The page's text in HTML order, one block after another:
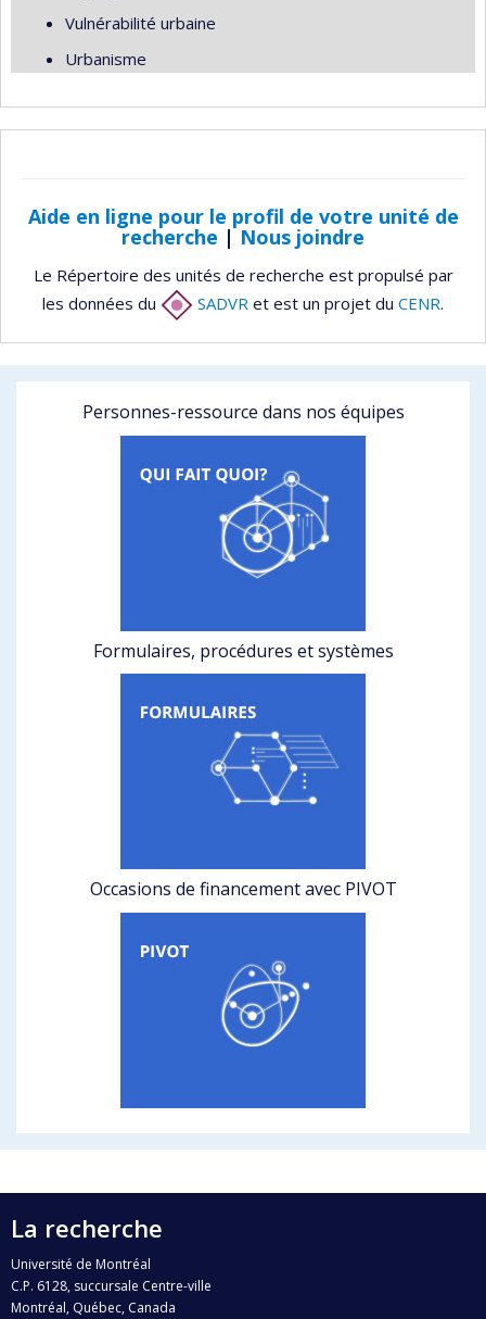
Vulnérabilité urbaine
Urbanisme
Aide en ligne pour le profil de votre unité de
recherche | Nous joindre
Le Répertoire des unités de recherche est propulsé par
les données du
SADVR et est un projet du CENR.
Personnes-ressource dans nos équipes
Formulaires, procédures et systèmes
Occasions de financement avec PIVOT
La recherche
Université de Montréal
C.P. 6128, succursale Centre-ville
Montréal, Québec, Canada